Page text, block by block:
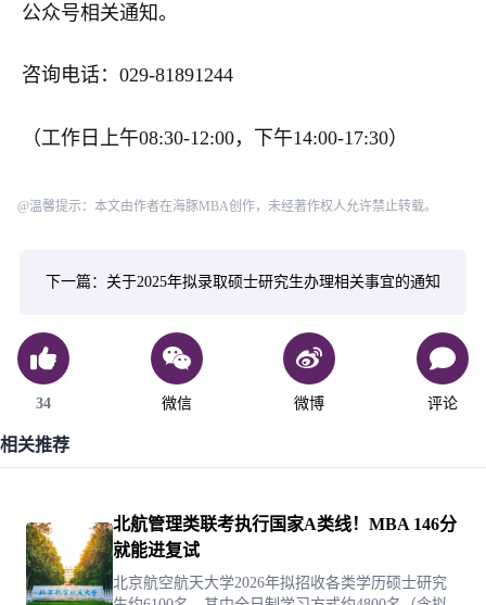
公众号相关通知。
咨询电话：029-81891244
（工作日上午08:30-12:00，下午14:00-17:30）
@温馨提示：本文由作者在海豚MBA创作，未经著作权人允许禁止转载。
下一篇：关于2025年拟录取硕士研究生办理相关事宜的通知
34 微信 微博 评论
相关推荐
北航管理类联考执行国家A类线！MBA 146分
就能进复试
北京航空航天大学2026年拟招收各类学历硕士研究